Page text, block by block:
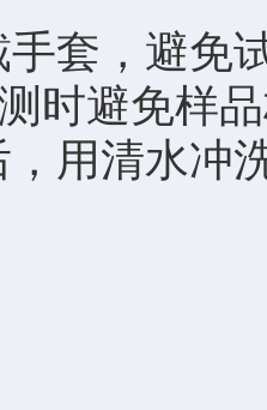
套，避免
时避免样
用清水冲